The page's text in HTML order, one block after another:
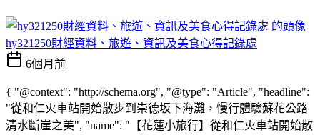
hy321250財經資料、旅遊、資訊及美食心得記錄處
6個月前
{ "@context": "http://schema.org", "@type": "Article", "headline":
"從和仁火車站開始散步到崇德坂下海灘，慢行體驗蘇花公路
清水斷崖之美", "name": "【花蓮小旅行】從和仁火車站開始散